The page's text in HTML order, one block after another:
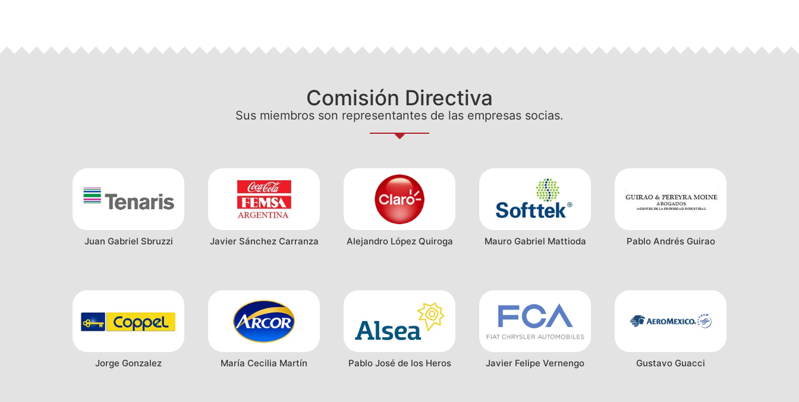
Comisión Directiva
Sus miembros son representantes de las empresas socias.
Juan Gabriel Sbruzzi Javier Sánchez Carranza Alejandro López Quiroga Mauro Gabriel Mattioda Pablo Andrés Guirao
Jorge Gonzalez María Cecilia Martín Pablo José de los Heros Javier Felipe Vernengo Gustavo Guacci